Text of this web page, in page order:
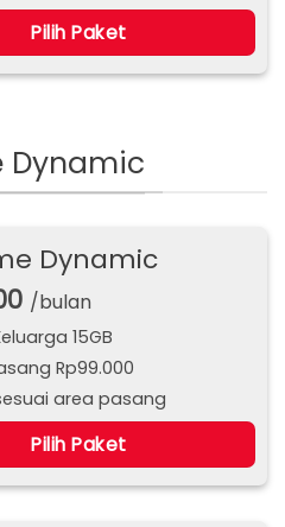
Pilih Paket
Dynamic
Dynamic
/bulan
15GB
Rp99.000
area pasang
Pilih Paket